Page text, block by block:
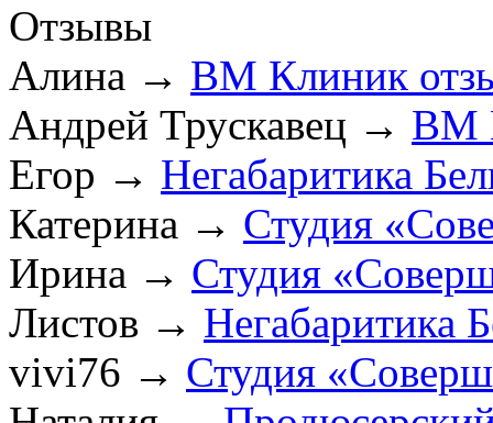
Отзывы
Алина → ВМ Клиник
Андрей Трускавец → ВМ
Егор → Негабаритика
Катерина → Студия
Ирина → Студия
Листов → Негабаритика
vivi76 → Студия